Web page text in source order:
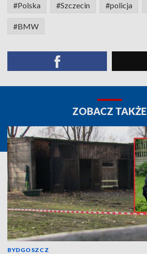
#Polska #Szczecin #policja
#BMW
ZOBACZ TAKŻE
BYDGOSZCZ